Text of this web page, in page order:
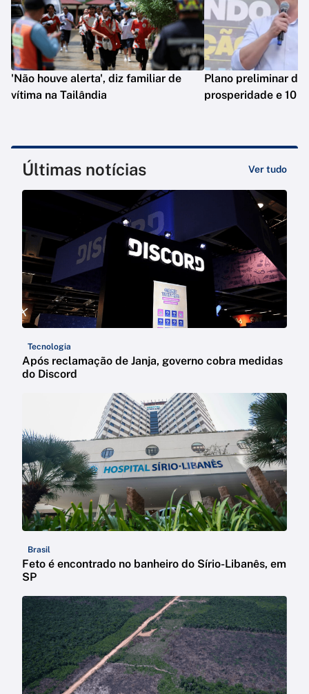
'Não houve alerta', diz familiar de
vítima na Tailândia
Plano preliminar de
prosperidade e 10
Últimas notícias Ver tudo
Tecnologia
Após reclamação de Janja, governo cobra medidas
do Discord
Brasil
Feto é encontrado no banheiro do Sírio-Libanês, em
SP